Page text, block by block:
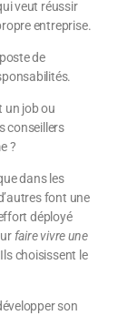
veut réussir
entreprise.
de
un job ou
conseillers
?
dans les
font une
déployé
faire vivre une
choisissent le
son